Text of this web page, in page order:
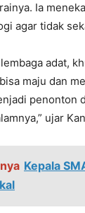
Ia
agar tidak
adat,
maju dan
penonton
ujar
Kepala